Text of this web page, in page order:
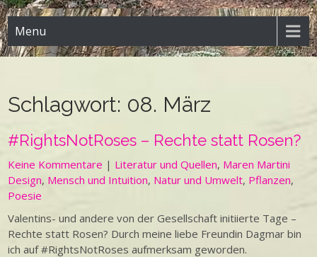
Menu
Schlagwort: 08. März
#RightsNotRoses – Rechte statt Rosen?
Keine Kommentare | Literatur und Quellen, Maren Martini
Design, Mensch und Intuition, Natur und Umwelt, Pflanzen,
Poesie
Valentins- und andere von der Gesellschaft initiierte Tage –
Rechte statt Rosen? Durch meine liebe Freundin Dagmar bin
ich auf #RightsNotRoses aufmerksam geworden.